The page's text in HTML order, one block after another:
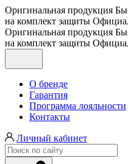
Оригинальная продукция
на комплект защиты
Оригинальная продукция
на комплект защиты
О бренде
Гарантия
Программа лояльности
Контакты
Личный кабинет